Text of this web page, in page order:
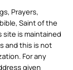
Prayers,
Saint of the
site is maintained
and this is not
For any
given